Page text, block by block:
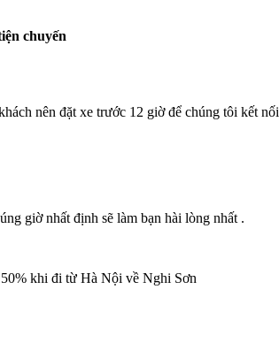
chuyến
nên đặt xe trước 12 giờ để chúng tôi kết nối
giờ nhất định sẽ làm bạn hài lòng nhất .
khi đi từ Hà Nội về Nghi Sơn